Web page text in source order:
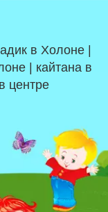
в Холоне |
| кайтана в
центре